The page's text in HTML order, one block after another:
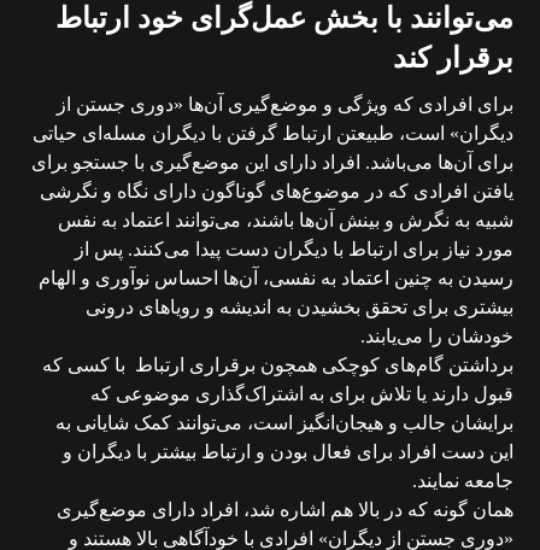
می‌توانند با بخش عمل‌گرای خود ارتباط
برقرار کند
برای افرادی که ویژگی و موضع‌گیری آن‌ها «دوری جستن از
دیگران» است، طبیعتن ارتباط گرفتن با دیگران مسله‌ای حیاتی
برای آن‌ها می‌باشد. افراد دارای این موضع‌گیری با جستجو برای
یافتن افرادی که در موضوع‌های گوناگون دارای نگاه و نگرشی
شبیه به نگرش و بینش آن‌ها باشند، می‌توانند اعتماد به نفس
مورد نیاز برای ارتباط با دیگران دست پیدا می‌کنند. پس از
رسیدن به چنین اعتماد به نفسی، آن‌ها احساس نوآوری و الهام
بیشتری برای تحقق بخشیدن به اندیشه و رویاهای درونی
خودشان را می‌یابند.
برداشتن گام‌های کوچکی همچون برقراری ارتباط با کسی که
قبول دارند یا تلاش برای به اشتراک‌گذاری موضوعی که
برایشان جالب و هیجان‌انگیز است، می‌‌توانند کمک شایانی به
این دست افراد برای فعال بودن و ارتباط بیشتر با دیگران و
جامعه نمایند.
همان گونه که در بالا هم اشاره شد، افراد دارای موضع‌گیری
«دوری جستن از دیگران» افرادی با خودآگاهی بالا هستند و